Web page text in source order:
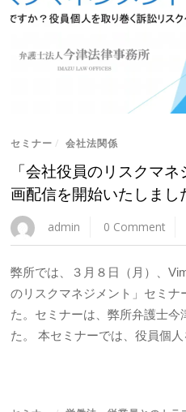
セミナー / 会社法関係
「会社役員のリスクマ
画配信を開始いたしまし
admin 0 Comment
弊所では、３月８日（月）、
のリスクマネジメント」セミナ
た。セミナーは、弊所弁護士今
た。 本セミナーでは、役員個